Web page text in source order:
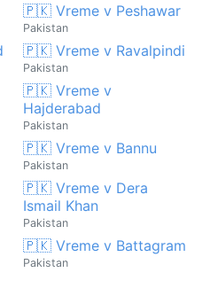
🇵🇰 Vreme v Peshawar
Pakistan
🇵🇰 Vreme v Ravalpindi
Pakistan
🇵🇰 Vreme v
Hajderabad
Pakistan
🇵🇰 Vreme v Bannu
Pakistan
🇵🇰 Vreme v Dera
Ismail Khan
Pakistan
🇵🇰 Vreme v Battagram
Pakistan